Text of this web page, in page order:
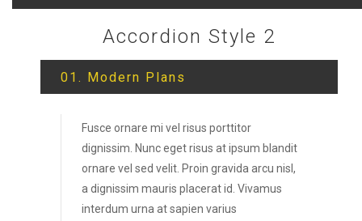
Accordion Style 2
01. Modern Plans
Fusce ornare mi vel risus porttitor
dignissim. Nunc eget risus at ipsum blandit
ornare vel sed velit. Proin gravida arcu nisl,
a dignissim mauris placerat id. Vivamus
interdum urna at sapien varius